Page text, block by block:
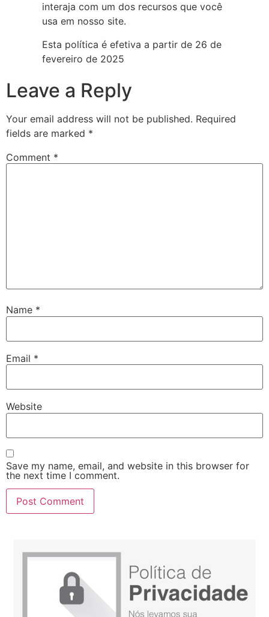
interaja com um dos recursos que você
usa em nosso site.
Esta política é efetiva a partir de 26 de
fevereiro de 2025
Leave a Reply
Your email address will not be published. Required
fields are marked *
Comment *
Name *
Email *
Website
Save my name, email, and website in this browser for
the next time I comment.